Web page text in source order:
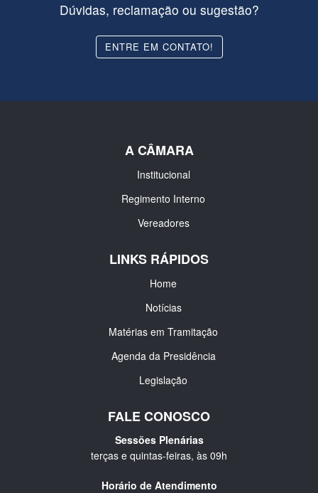
Dúvidas, reclamação ou sugestão?
ENTRE EM CONTATO!
A CÂMARA
Institucional
Regimento Interno
Vereadores
LINKS RÁPIDOS
Home
Notícias
Matérias em Tramitação
Agenda da Presidência
Legislação
FALE CONOSCO
Sessões Plenárias
terças e quintas-feiras, às 09h
Horário de Atendimento